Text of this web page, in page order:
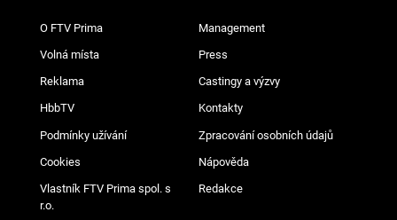
O FTV Prima Management
Volná místa Press
Reklama Castingy a výzvy
HbbTV Kontakty
Podmínky užívání Zpracování osobních údajů
Cookies Nápověda
Vlastník FTV Prima spol. s
r.o.
Redakce